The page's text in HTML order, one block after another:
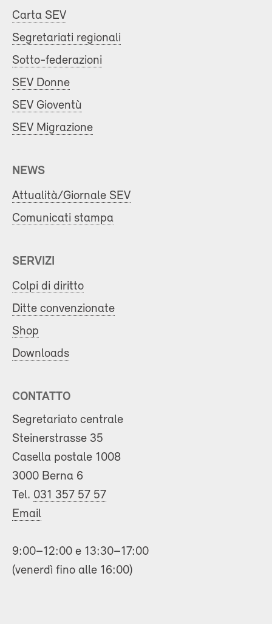
Carta SEV
Segretariati regionali
Sotto-federazioni
SEV Donne
SEV Gioventù
SEV Migrazione
NEWS
Attualità/Giornale SEV
Comunicati stampa
SERVIZI
Colpi di diritto
Ditte convenzionate
Shop
Downloads
CONTATTO
Segretariato centrale
Steinerstrasse 35
Casella postale 1008
3000 Berna 6
Tel. 031 357 57 57
Email
9:00–12:00 e 13:30–17:00
(venerdì fino alle 16:00)